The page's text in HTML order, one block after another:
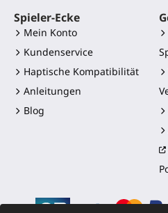
Spieler-Ecke
Mein Konto
Kundenservice
Haptische Kompatibilität
Anleitungen
Blog